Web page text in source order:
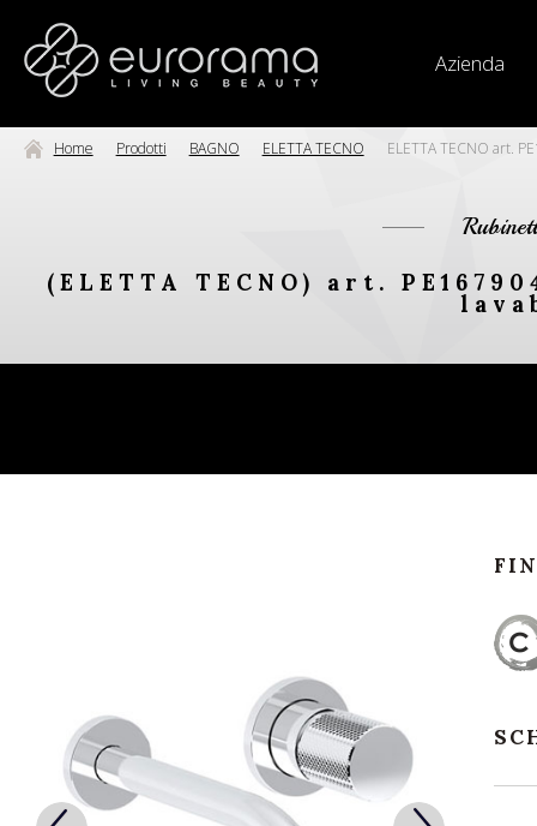
Azienda
Home Prodotti BAGNO ELETTA TECNO ELETTA TECNO art.
(ELETTA TECNO) art.